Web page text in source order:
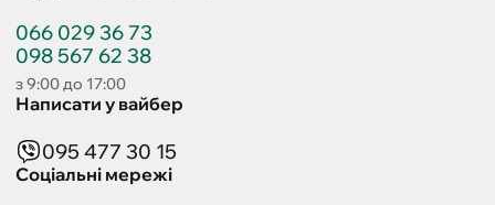
066 029 36 73
098 567 62 38
з 9:00 до 17:00
Написати у вайбер
095 477 30 15
Соціальні мережі